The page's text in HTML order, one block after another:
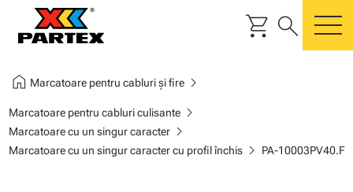
shopping_cart search
home Marcatoare pentru cabluri și firechevron_right
Marcatoare pentru cabluri culisantechevron_right
Marcatoare cu un singur caracterchevron_right
Marcatoare cu un singur caracter cu profil închischevron_right PA-10003PV40.F